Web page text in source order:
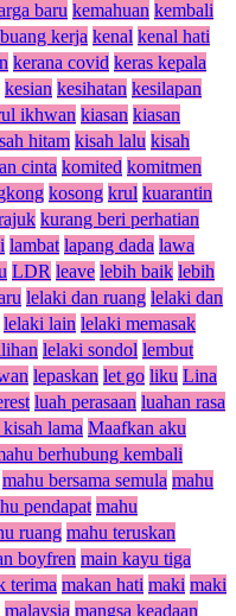
baru kemahuan kembali
kerja kenal kenal hati
kerana covid keras kepala
kesian kesihatan kesilapan
ikhwan kiasan kiasan
hitam kisah lalu kisah
cinta komited komitmen
kosong krul kuarantin
kurang beri perhatian
lambat lapang dada lawa
LDR leave lebih baik lebih
lelaki dan ruang lelaki dan
lelaki lain lelaki memasak
lelaki sondol lembut
lepaskan let go liku Lina
luah perasaan luahan rasa
lama Maafkan aku
berhubung kembali
mahu bersama semula mahu
pendapat mahu
ruang mahu teruskan
boyfren main kayu tiga
terima makan hati maki maki
malaysia mangsa keadaan